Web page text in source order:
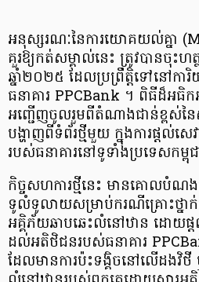
អនុស្សរណៈនៃការយោគយល់គ្នា
គួរឱ្យកត់សម្គាល់នេះ ត្រូវបានចុះ​ហ
ឆ្នាំ២០២៥ ដែលប្រព្រឹត្តិទៅនៅក
ធនាគារ PPCBank ។ ពិធីដ៏អធិ
អញ្ជើញចូលរួមពី​តំណាងជាន់ខ្ពស់ន
បង្ហាញពីទំព័រថ្មីមួយ ក្នុងការផ្តល់ស
របស់ធនាគារ​នៅទូទាំង​ប្រទេសកម្ពុ
កិច្ចសហការថ្មីនេះ មានគោលបំណងផ្
ទូលំទូលាយសម្រាប់ករណីគ្រោះថ្នា
អគ្គិភ័យឆាបឆេះលំនៅឋាន ដោយផ្តល់ក
ដល់អតិថិជនរបស់ធនាគារ
ដែលមានការប៉ះទង្គិចនៅលើដងវិ